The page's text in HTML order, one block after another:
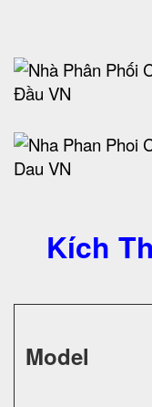
Kích
Model